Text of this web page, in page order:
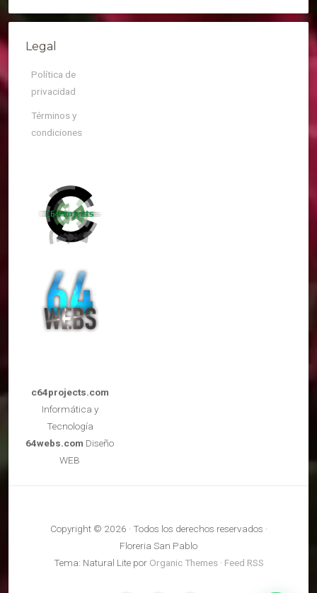
Legal
Política de
privacidad
Términos y
condiciones
c64projects.com
Informática y
Tecnología
64webs.com Diseño
WEB
Copyright © 2026 · Todos los derechos reservados ·
Floreria San Pablo
Tema: Natural Lite por Organic Themes· Feed RSS